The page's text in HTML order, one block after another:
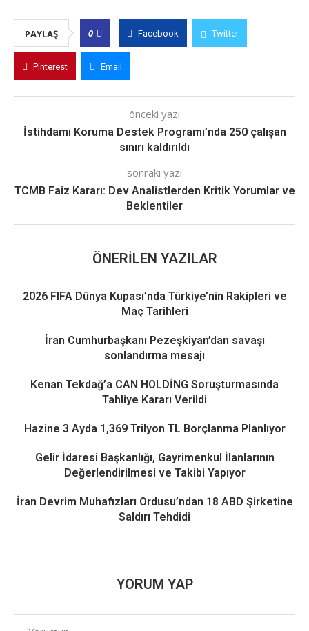
PAYLAŞ 0 Facebook Twitter
Pinterest Email
önceki yazı
İstihdamı Koruma Destek Programı’nda 250 çalışan
sınırı kaldırıldı
sonraki yazı
TCMB Faiz Kararı: Dev Analistlerden Kritik Yorumlar ve
Beklentiler
ÖNERILEN YAZILAR
2026 FIFA Dünya Kupası’nda Türkiye’nin Rakipleri ve
Maç Tarihleri
İran Cumhurbaşkanı Pezeşkiyan’dan savaşı
sonlandırma mesajı
Kenan Tekdağ’a CAN HOLDİNG Soruşturmasında
Tahliye Kararı Verildi
Hazine 3 Ayda 1,369 Trilyon TL Borçlanma Planlıyor
Gelir İdaresi Başkanlığı, Gayrimenkul İlanlarının
Değerlendirilmesi ve Takibi Yapıyor
İran Devrim Muhafızları Ordusu’ndan 18 ABD Şirketine
Saldırı Tehdidi
YORUM YAP